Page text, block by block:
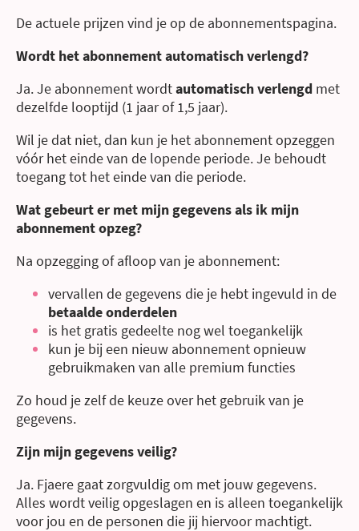
De actuele prijzen vind je op de abonnementspagina.
Wordt het abonnement automatisch verlengd?
Ja. Je abonnement wordtautomatisch verlengd met
dezelfde looptijd (1 jaar of 1,5 jaar).
Wil je dat niet, dan kun je het abonnement opzeggen
vóór het einde van de lopende periode. Je behoudt
toegang tot het einde van die periode.
Wat gebeurt er met mijn gegevens als ik mijn
abonnement opzeg?
Na opzegging of afloop van je abonnement:
vervallen de gegevens die je hebt ingevuld in de
betaalde onderdelen
is het gratis gedeelte nog wel toegankelijk
kun je bij een nieuw abonnement opnieuw
gebruikmaken van alle premium functies
Zo houd je zelf de keuze over het gebruik van je
gegevens.
Zijn mijn gegevens veilig?
Ja. Fjaere gaat zorgvuldig om met jouw gegevens.
Alles wordt veilig opgeslagen en is alleen toegankelijk
voor jou en de personen die jij hiervoor machtigt.